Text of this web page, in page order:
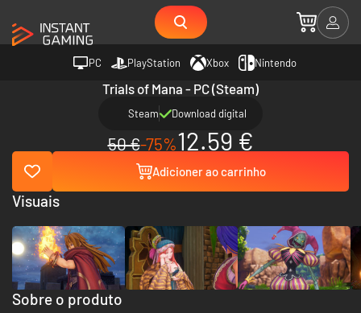
PC PlayStation Xbox Nintendo
Trials of Mana - PC (Steam)
Steam Download digital
50 €-75%12.59 €
Adicioner ao carrinho
Sobre o produto
Visuais